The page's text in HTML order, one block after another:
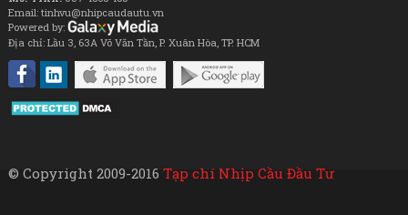
Email: tinhvu@nhipcaudautu.vn
Powered by:
Địa chỉ: Lầu 3, 63A Võ Văn Tần, P. Xuân Hòa, TP. HCM
© Copyright 2009-2016 Tạp chí Nhịp Cầu Đầu Tư